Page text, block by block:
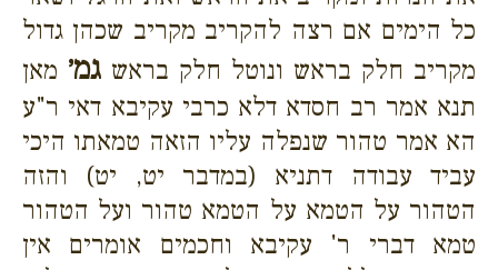
כל הימים אם רצה להקריב מקריב שכהן גדול
מקריב חלק בראש ונוטל חלק בראש גמ׳ מאן
תנא אמר רב חסדא דלא כרבי עקיבא דאי ר"ע
הא אמר טהור שנפלה עליו הזאה טמאתו היכי
עביד עבודה דתניא (במדבר יט, יט) והזה
הטהור על הטמא על הטמא טהור ועל הטהור
טמא דברי ר' עקיבא וחכמים אומרים אין